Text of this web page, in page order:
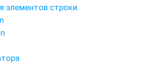
элементов строки